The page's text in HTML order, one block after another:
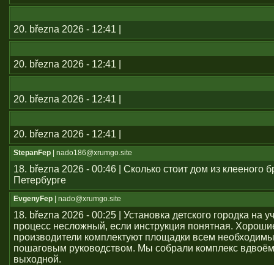
20. března 2026 - 12:41 |
20. března 2026 - 12:41 |
20. března 2026 - 12:41 |
20. března 2026 - 12:41 |
StepanFep | nado186@xrumgo.site
18. března 2026 - 00:46 | Сколько стоит дом из клееного
Петербурге
EvgenyFep | nado@xrumgo.site
18. března 2026 - 00:25 | Установка детского городка на
процесс несложный, если инструкция понятная.
производители комплектуют площадки всем
пошаговым руководством. Мы собрали комплекс
выходной.